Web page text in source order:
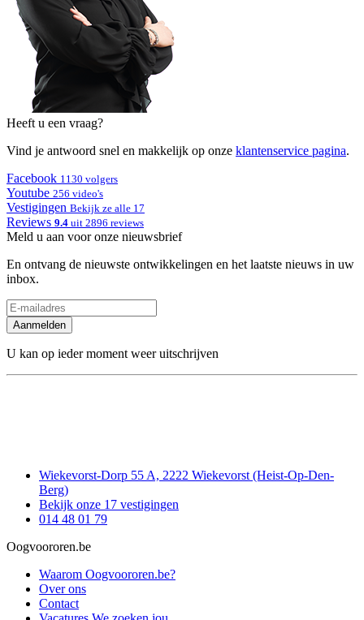
Heeft u een vraag?
Vind je antwoord snel en makkelijk op onze klantenservice pagina.
Facebook 1130 volgers
Youtube 256 video's
Vestigingen Bekijk ze alle 17
Reviews 9.4 uit 2896 reviews
Meld u aan voor onze nieuwsbrief
En ontvang de nieuwste ontwikkelingen en het laatste nieuws in uw
inbox.
Aanmelden
U kan op ieder moment weer uitschrijven
Wiekevorst-Dorp 55 A, 2222 Wiekevorst (Heist-Op-Den-
Berg)
Bekijk onze 17 vestigingen
014 48 01 79
Oogvoororen.be
Waarom Oogvoororen.be?
Over ons
Contact